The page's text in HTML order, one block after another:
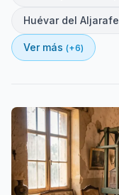
Huévar del Aljarafe
Ver más (+6)